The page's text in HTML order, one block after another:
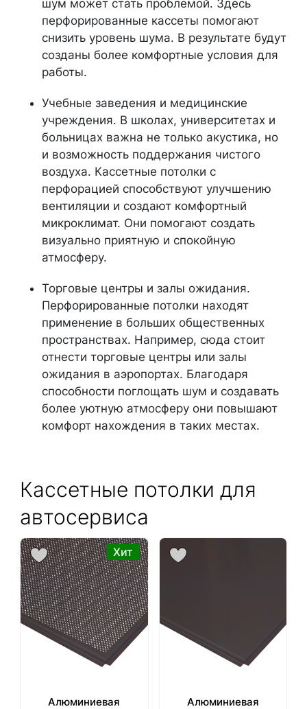
шум может стать проблемой. Здесь
перфорированные кассеты помогают
снизить уровень шума. В результате будут
созданы более комфортные условия для
работы.
Учебные заведения и медицинские
учреждения. В школах, университетах и
больницах важна не только акустика, но
и возможность поддержания чистого
воздуха. Кассетные потолки с
перфорацией способствуют улучшению
вентиляции и создают комфортный
микроклимат. Они помогают создать
визуально приятную и спокойную
атмосферу.
Торговые центры и залы ожидания.
Перфорированные потолки находят
применение в больших общественных
пространствах. Например, сюда стоит
отнести торговые центры или залы
ожидания в аэропортах. Благодаря
способности поглощать шум и создавать
более уютную атмосферу они повышают
комфорт нахождения в таких местах.
Кассетные потолки для
автосервиса
Хит
Алюминиевая
Алюминиевая